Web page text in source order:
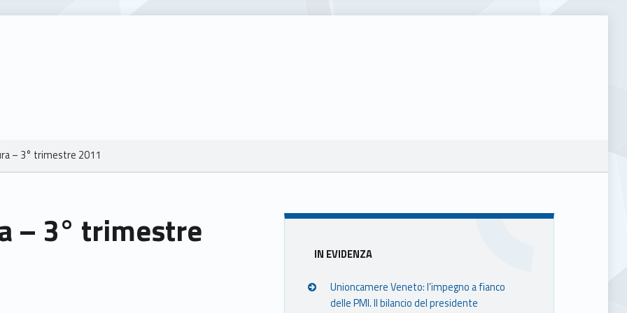
– 3° trimestre 2011
Sidebar
IN EVIDENZA
Unioncamere Veneto: l’impegno a fianco
delle PMI. Il bilancio del presidente